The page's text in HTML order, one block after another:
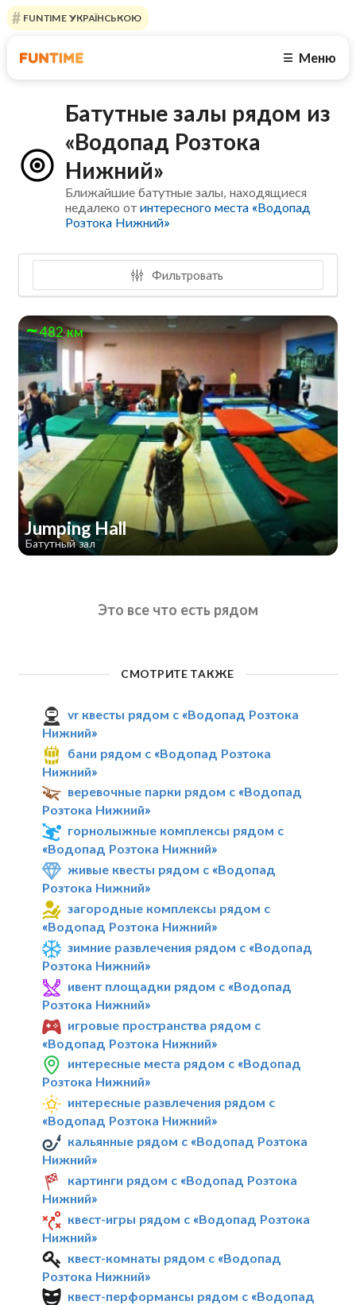
FUNTIME УКРАЇНСЬКОЮ
☰ Меню
Батутные залы рядом из
«Водопад Розтока
Нижний»
Ближайшие батутные залы, находящиеся
недалеко отинтересного места «Водопад
Розтока Нижний»
Фильтровать
482 км
Jumping Hall
Батутный зал
Это все что есть рядом
СМОТРИТЕ ТАКЖЕ
vr квесты рядом с «Водопад Розтока
Нижний»
бани рядом с «Водопад Розтока
Нижний»
веревочные парки рядом с «Водопад
Розтока Нижний»
горнолыжные комплексы рядом с
«Водопад Розтока Нижний»
живые квесты рядом с «Водопад
Розтока Нижний»
загородные комплексы рядом с
«Водопад Розтока Нижний»
зимние развлечения рядом с «Водопад
Розтока Нижний»
ивент площадки рядом с «Водопад
Розтока Нижний»
игровые пространства рядом с
«Водопад Розтока Нижний»
интересные места рядом с «Водопад
Розтока Нижний»
интересные развлечения рядом с
«Водопад Розтока Нижний»
кальянные рядом с «Водопад Розтока
Нижний»
картинги рядом с «Водопад Розтока
Нижний»
квест-игры рядом с «Водопад Розтока
Нижний»
квест-комнаты рядом с «Водопад
Розтока Нижний»
квест-перформансы рядом с «Водопад